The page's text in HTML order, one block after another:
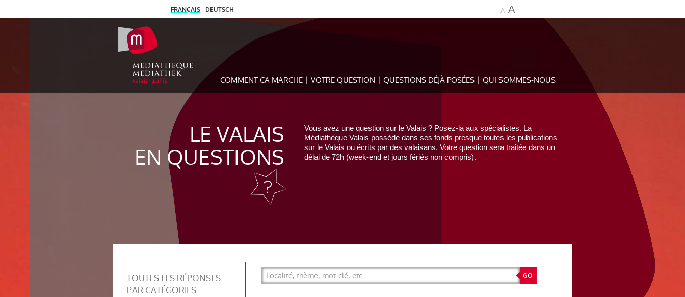
FRANÇAIS DEUTSCH A A
COMMENT ÇA MARCHE VOTRE QUESTION QUESTIONS DÉJÀ POSÉES QUI SOMMES-NOUS
LE VALAIS
EN QUESTIONS
Vous avez une question sur le Valais ? Posez-la aux spécialistes. La
Médiathèque Valais possède dans ses fonds presque toutes les publications
sur le Valais ou écrits par des valaisans. Votre question sera traitée dans un
délai de 72h (week-end et jours fériés non compris).
TOUTES LES RÉPONSES
PAR CATÉGORIES